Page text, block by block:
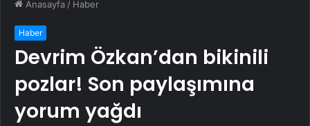
Anasayfa / Haber
Haber
Devrim Özkan’dan bikinili
pozlar! Son paylaşımına
yorum yağdı